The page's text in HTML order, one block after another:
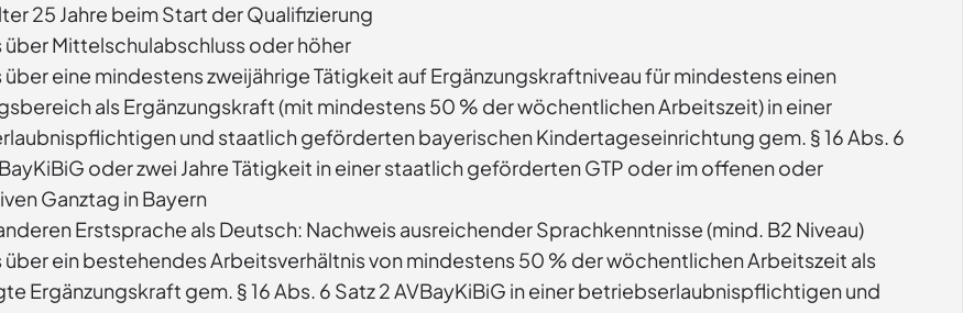
25 Jahre beim Start der Qualifizierung
über Mittelschulabschluss oder höher
über eine mindestens zweijährige Tätigkeit auf Ergänzungskraftniveau für mindestens einen
als Ergänzungskraft (mit mindestens 50 % der wöchentlichen Arbeitszeit) in einer
und staatlich geförderten bayerischen Kindertageseinrichtung gem. § 16 Abs. 6
oder zwei Jahre Tätigkeit in einer staatlich geförderten GTP oder im offenen oder
Ganztag in Bayern
Erstsprache als Deutsch: Nachweis ausreichender Sprachkenntnisse (mind. B2 Niveau)
über ein bestehendes Arbeitsverhältnis von mindestens 50 % der wöchentlichen Arbeitszeit als
Ergänzungskraft gem. § 16 Abs. 6 Satz 2 AVBayKiBiG in einer betriebserlaubnispflichtigen und